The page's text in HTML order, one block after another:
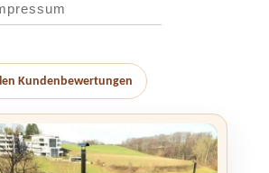
Kundenbewertungen